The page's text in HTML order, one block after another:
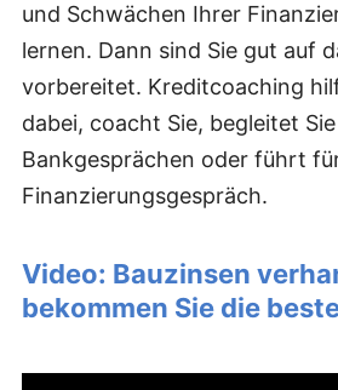
und Schwächen Ihrer
lernen. Dann sind Sie gut auf
vorbereitet. Kreditcoaching
dabei, coacht Sie, begleitet
Bankgesprächen oder führt
Finanzierungsgespräch.
Video: Bauzinsen
bekommen Sie die